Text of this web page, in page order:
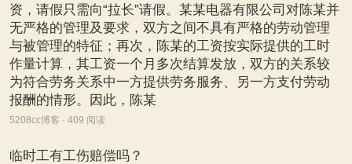
资，请假只需向“拉长”请假。某某电器有限公司对陈某并
无严格的管理及要求，双方之间不具有严格的劳动管理
与被管理的特征；再次，陈某的工资按实际提供的工时
作量计算，其工资一个月多次结算发放，双方的关系较
为符合劳务关系中一方提供劳务服务、另一方支付劳动
报酬的情形。因此，陈某
5208cc博客 · 409 阅读
临时工有工伤赔偿吗？